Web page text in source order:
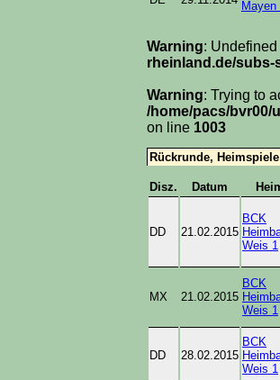
Mayen
Warning:
rheinland.de/
Warning: Trying to
/home/pacs/bvr00/
on line 1003
Rückrunde, Heimspiele
Disz. Datum
DD 21.02.2015
BCK
Weis 1
MX 21.02.2015
BCK
Weis 1
DD 28.02.2015
BCK
Weis 1